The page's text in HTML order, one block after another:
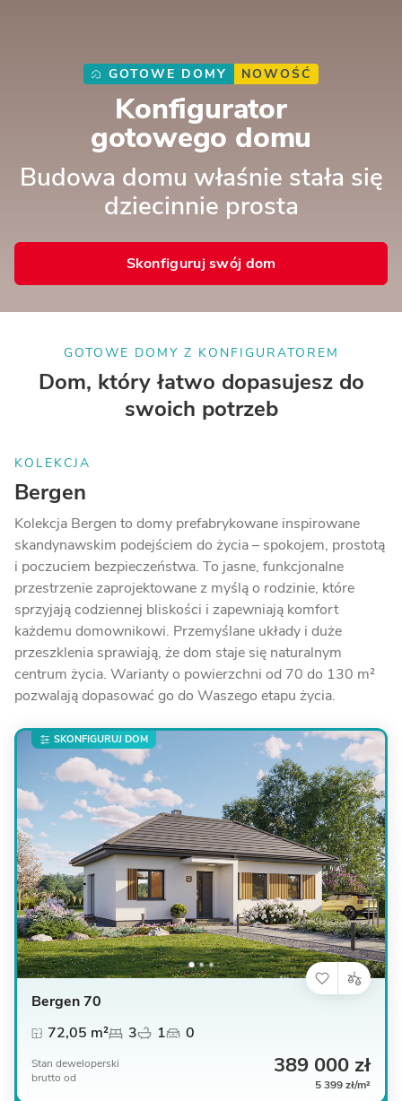
GOTOWE DOMY NOWOŚĆ
Konfigurator
gotowego domu
Budowa domu właśnie stała się
dziecinnie prosta
Skonfiguruj swój dom
GOTOWE DOMY Z KONFIGURATOREM
Dom, który łatwo dopasujesz do
swoich potrzeb
KOLEKCJA
Bergen
Kolekcja Bergen to domy prefabrykowane inspirowane
skandynawskim podejściem do życia – spokojem, prostotą
i poczuciem bezpieczeństwa. To jasne, funkcjonalne
przestrzenie zaprojektowane z myślą o rodzinie, które
sprzyjają codziennej bliskości i zapewniają komfort
każdemu domownikowi. Przemyślane układy i duże
przeszklenia sprawiają, że dom staje się naturalnym
centrum życia. Warianty o powierzchni od 70 do 130 m²
pozwalają dopasować go do Waszego etapu życia.
Bergen 70
72,05 m²
3 1 0
Stan deweloperski
brutto od 389 000 zł
5 399 zł/m²
SKONFIGURUJ DOM